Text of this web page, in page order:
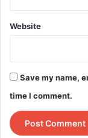
Website
Save my name,
time I comment.